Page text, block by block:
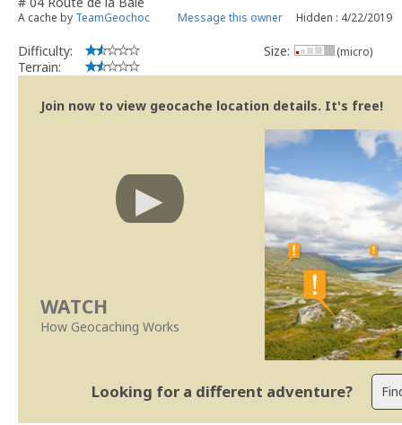
A cache by TeamGeochoc Message this owner Hidden : 4/22/2019
Difficulty:
Terrain:
Size: (micro)
Join now to view geocache location details. It's free!
WATCH
How Geocaching Works
Looking for a different adventure?